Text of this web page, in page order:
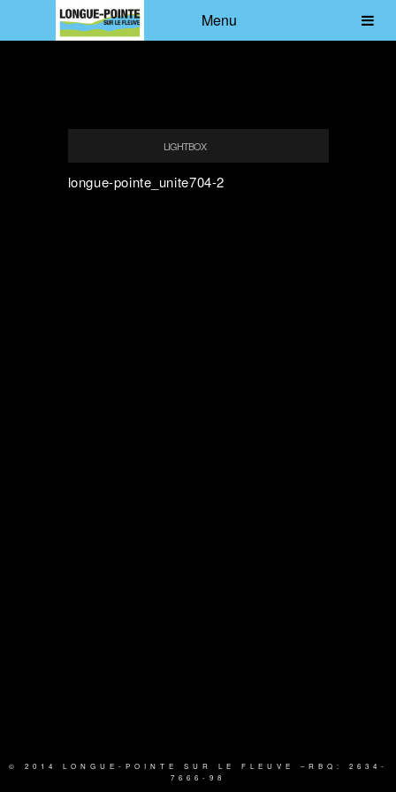
Menu
LIGHTBOX
longue-pointe_unite704-2
© 2014 LONGUE-POINTE SUR LE FLEUVE –RBQ: 2634-
7666-98